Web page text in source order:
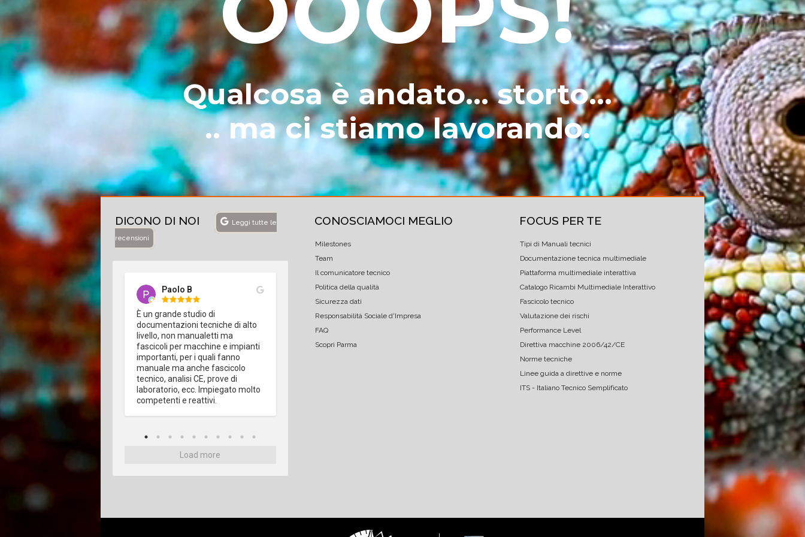
Qualcosa è andato... storto...
.. ma ci stiamo lavorando.
DICONO DI NOI Leggi tutte le
recensioni
Scanarini
occasione, e su diversi
documentale,
dimostrati all'altezza della
e delle aspettative.
e sempre sorridente
è cosa da poco).
Paolo B
È un grande studio di
documentazioni tecniche di alto
livello, non manualetti ma
fascicoli per macchine e impianti
importanti, per i quali fanno
manuale ma anche fascicolo
tecnico, analisi CE, prove di
laboratorio, ecc. Impiegato molto
competenti e reattivi.
Flavio Baldin
ottimo servizio per tutto quanto
marco manghi
Professionali e competenti
Matteo Pulli Gea SRL
Conosco personalmente Ermes e
mi sono affidato a lui in diverse
occasioni, oltre ad avere un
ufficio efficente e preparato,
Ermes risolve problemi
conoscendo molto bene la
normativa e le relative leggi.
MP
Load more
CONOSCIAMOCI MEGLIO
Milestones
Team
Il comunicatore tecnico
Politica della qualità
Sicurezza dati
Responsabilità Sociale d'Impresa
FAQ
Scopri Parma
FOCUS PER TE
Tipi di Manuali tecnici
Documentazione tecnica multimediale
Piattaforma multimediale interattiva
Catalogo Ricambi Multimediale Interattivo
Fascicolo tecnico
Valutazione dei rischi
Performance Level
Direttiva macchine 2006/42/CE
Norme tecniche
Linee guida a direttive e norme
ITS - Italiano Tecnico Semplificato